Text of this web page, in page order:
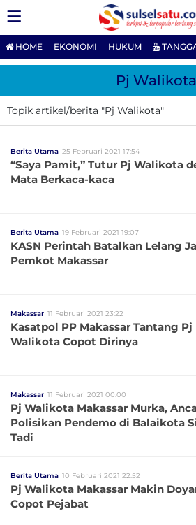
HOME EKONOMI HUKUM
Pj Walikota
Topik artikel/berita "Pj Walikota"
Berita Utama 25 Februari 2021 17:54
“Saya Pamit,” Tutur Pj Walikota
Mata Berkaca-kaca
Berita Utama 19 Februari 2021 19:07
KASN Perintah Batalkan Lelang
Pemkot Makassar
Makassar 11 Februari 2021 23:22
Kasatpol PP Makassar Tantang Pj
Walikota Copot Dirinya
Makassar 11 Februari 2021 00:00
Pj Walikota Makassar Murka,
Polisikan Pendemo di Balaikota
Tadi
Berita Utama 10 Februari 2021 22:52
Pj Walikota Makassar Makin
Copot Pejabat